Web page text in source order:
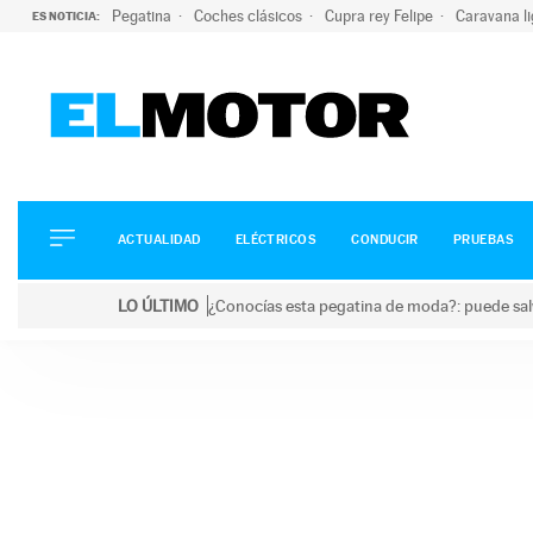
ES NOTICIA: Pegatina Coches clásicos Cupra rey Felipe Caravana
ELÉCTRICOS
CONDUCIR
ACTUALIDAD ELÉCTRICOS CONDUCIR PRUEBAS
LO ÚLTIMO ¿Conocías esta pegatina de moda?: puede